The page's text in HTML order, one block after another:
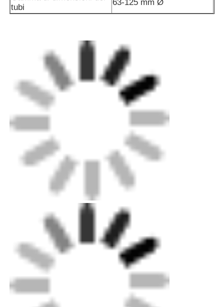
Imballaggio: cassa in compensato di livello di
esportazione per macchine, cartone standard
per parti minori. Scatola in lamiera metallica
personalizzata opzionale.